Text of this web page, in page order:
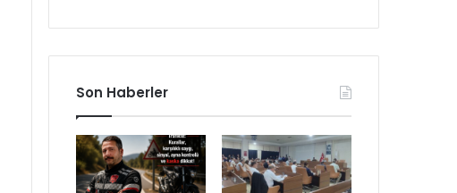
Son Haberler